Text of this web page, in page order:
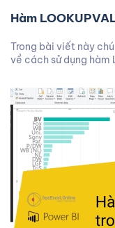
Hàm
Trong bài viết này
về cách sử dụng hàm